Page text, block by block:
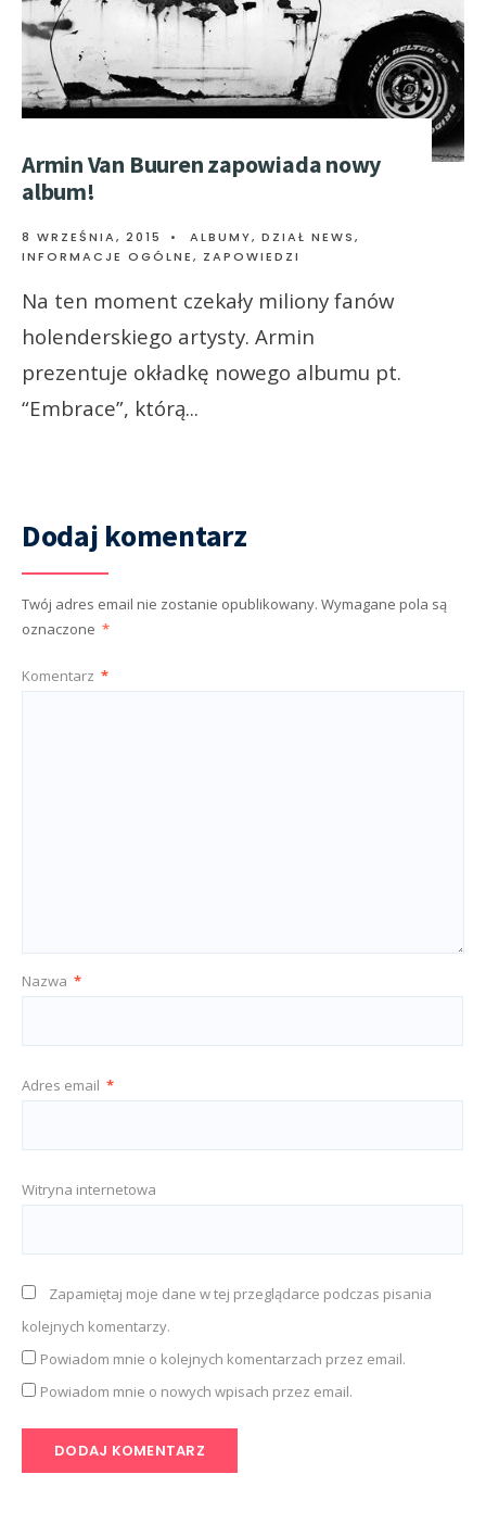
Armin Van Buuren zapowiada nowy
album!
8 WRZEŚNIA, 2015 • ALBUMY, DZIAŁ NEWS,
INFORMACJE OGÓLNE, ZAPOWIEDZI
Na ten moment czekały miliony fanów
holenderskiego artysty. Armin
prezentuje okładkę nowego albumu pt.
“Embrace”, którą...
Dodaj komentarz
Twój adres email nie zostanie opublikowany. Wymagane pola są
oznaczone *
Komentarz *
Nazwa *
Adres email *
Witryna internetowa
Zapamiętaj moje dane w tej przeglądarce podczas pisania
kolejnych komentarzy.
Powiadom mnie o kolejnych komentarzach przez email.
Powiadom mnie o nowych wpisach przez email.